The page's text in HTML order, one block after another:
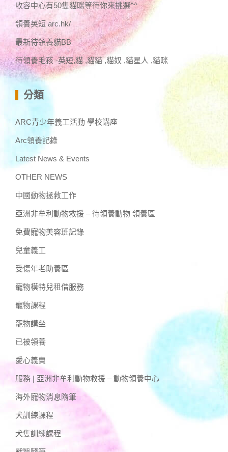
收容中心有50隻貓咪等待你來挑選^^
領養英短 arc.hk/
最新待領養貓BB
待領養毛孩 -英短,貓 ,貓貓 ,貓奴 ,貓星人 ,貓咪
分類
ARC青少年義工活動 學校講座
Arc領養記錄
Latest News & Events
OTHER NEWS
中國動物拯救工作
亞洲非牟利動物救援 – 待領養動物 領養區
免費寵物美容班記錄
兒童義工
受傷年老助養區
寵物模特兒租借服務
寵物課程
寵物講坐
已被領養
愛心義賣
服務 | 亞洲非牟利動物救援 – 動物領養中心
海外寵物消息隋筆
犬訓練課程
犬隻訓練課程